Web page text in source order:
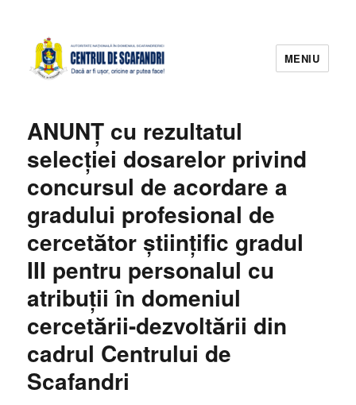
MENIU
ANUNŢ cu rezultatul
selecției dosarelor privind
concursul de acordare a
gradului profesional de
cercetător științific gradul
III pentru personalul cu
atribuții în domeniul
cercetării-dezvoltării din
cadrul Centrului de
Scafandri